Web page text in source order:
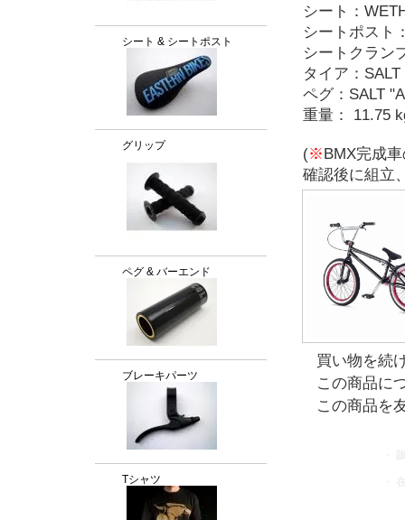
シート & シートポスト
グリップ
ペグ & バーエンド
ブレーキパーツ
Tシャツ
シート：
シートポスト
シートクラン
タイア：
ペグ：SALT
重量： 11.75
(※BMX完成
確認後に組立
買い物を続
この商品に
この商品を